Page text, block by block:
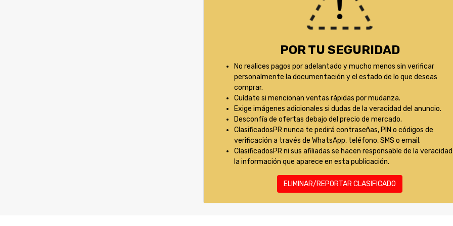
POR TU SEGURIDAD
No realices pagos por adelantado y mucho menos sin verificar
personalmente la documentación y el estado de lo que deseas
comprar.
Cuídate si mencionan ventas rápidas por mudanza.
Exige imágenes adicionales si dudas de la veracidad del anuncio.
Desconfía de ofertas debajo del precio de mercado.
ClasificadosPR nunca te pedirá contraseñas, PIN o códigos de
verificación a través de WhatsApp, teléfono, SMS o email.
ClasificadosPR ni sus afiliadas se hacen responsable de la
la información que aparece en esta publicación.
ELIMINAR/REPORTAR CLASIFICADO